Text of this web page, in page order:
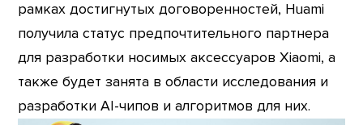
рамках достигнутых договоренностей, Huami
получила статус предпочтительного партнера
для разработки носимых аксессуаров Xiaomi, а
также будет занята в области исследования и
разработки AI-чипов и алгоритмов для них.